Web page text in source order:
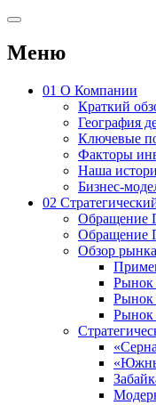
Меню
01 О Компании
Краткий
География
Ключевые
Факторы
Наша
Бизнес-
02
Обращение
Обращение
Обзор
Рынок
Рынок
Рынок